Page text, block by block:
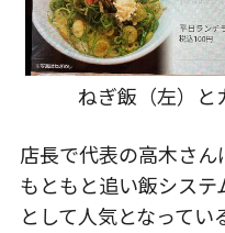
ねぎ飯（左）と
店長で代表の高木さん
もともと追い飯シス
として人気となって